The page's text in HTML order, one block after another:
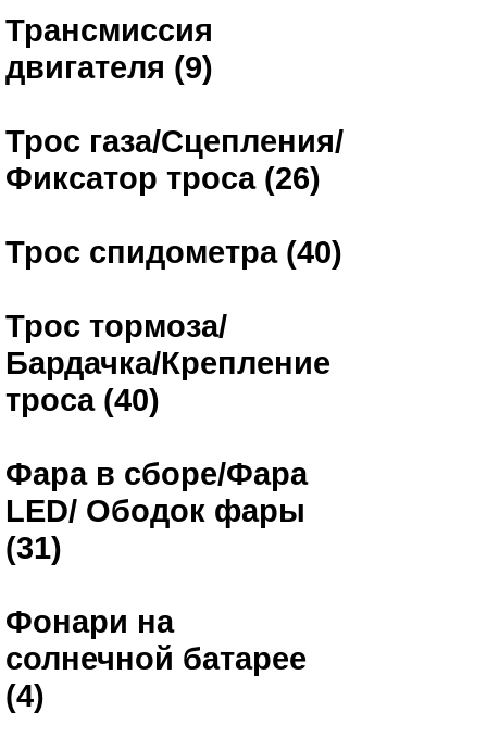
Трансмиссия
двигателя (9)
Трос газа/Сцепления/
Фиксатор троса (26)
Трос спидометра (40)
Трос тормоза/
Бардачка/Крепление
троса (40)
Фара в сборе/Фара
LED/ Ободок фары
(31)
Фонари на
солнечной батарее
(4)